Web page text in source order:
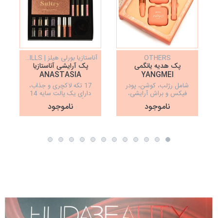
OTHERS
پک هدیه یانگمی
YANGMEI
شامل رژلب، کوشن، پودر
فیکس و براش آرایشی،
ساخت کره
ناموجود
آناستازیا بورلی هیلز | ANASTASIA BEVERLY HILLS
پک آرایشی آناستازیا
ANASTASIA
17 تکه لاکچری و جذاب،
دارای یک پالت سایه 14
رنگ، یک عدد هایلایتر
خوشرنگ، 8 عدد پودر
گلیتری در رنگ های مختلف
ناموجود